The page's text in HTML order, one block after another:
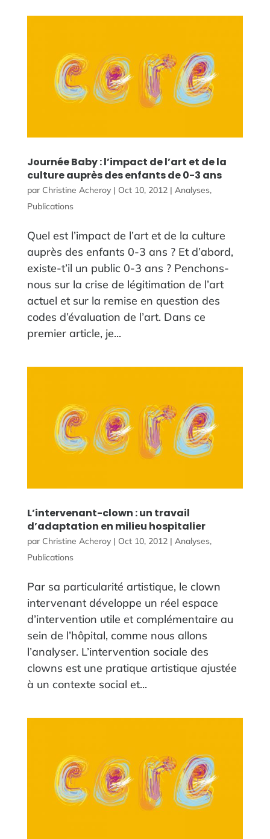
Journée Baby : l’impact de l’art et de la
culture auprès des enfants de 0-3 ans
par Christine Acheroy| Oct 10, 2012| Analyses,
Publications
Quel est l’impact de l’art et de la culture
auprès des enfants 0-3 ans ? Et d’abord,
existe-t’il un public 0-3 ans ? Penchons-
nous sur la crise de légitimation de l’art
actuel et sur la remise en question des
codes d’évaluation de l’art. Dans ce
premier article, je...
L’intervenant-clown : un travail
d’adaptation en milieu hospitalier
par Christine Acheroy| Oct 10, 2012| Analyses,
Publications
Par sa particularité artistique, le clown
intervenant développe un réel espace
d’intervention utile et complémentaire au
sein de l’hôpital, comme nous allons
l’analyser. L’intervention sociale des
clowns est une pratique artistique ajustée
à un contexte social et...